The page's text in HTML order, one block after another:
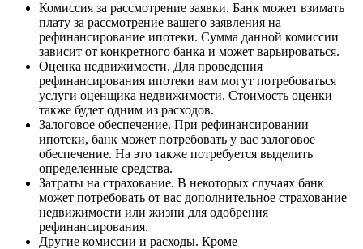
Комиссия за рассмотрение заявки. Банк может взимать
плату за рассмотрение вашего заявления на
рефинансирование ипотеки. Сумма данной комиссии
зависит от конкретного банка и может варьироваться.
Оценка недвижимости. Для проведения
рефинансирования ипотеки вам могут потребоваться
услуги оценщика недвижимости. Стоимость оценки
также будет одним из расходов.
Залоговое обеспечение. При рефинансировании
ипотеки, банк может потребовать у вас залоговое
обеспечение. На это также потребуется выделить
определенные средства.
Затраты на страхование. В некоторых случаях банк
может потребовать от вас дополнительное страхование
недвижимости или жизни для одобрения
рефинансирования.
Другие комиссии и расходы. Кроме